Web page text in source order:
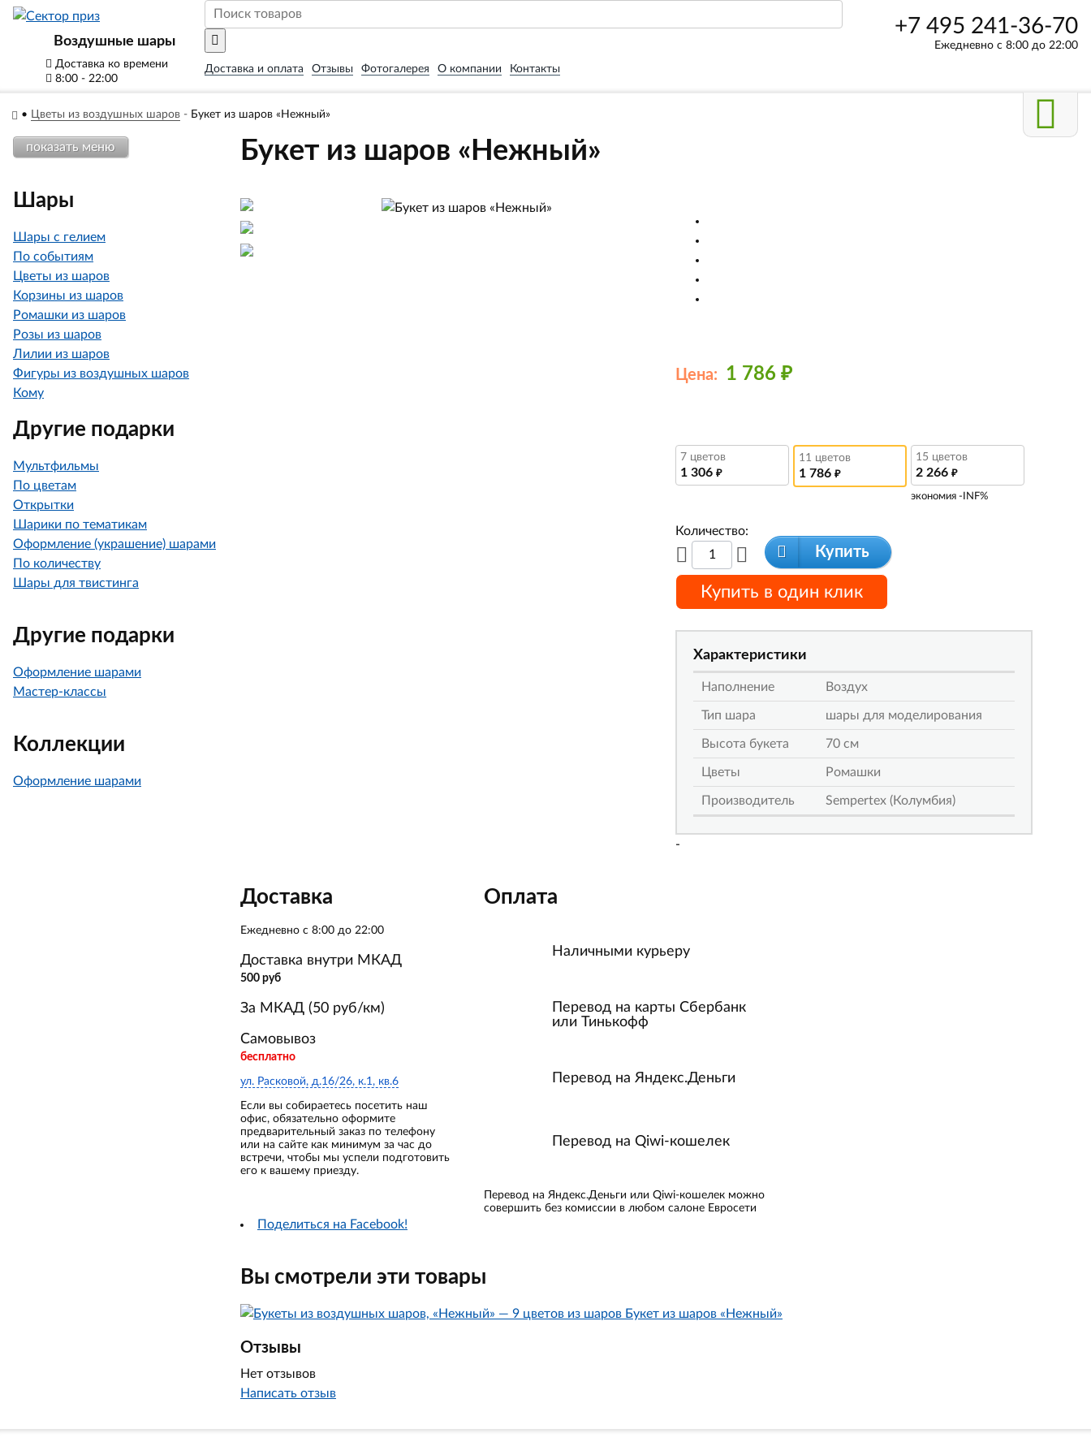
Воздушные шары
Доставка ко времени
8:00 - 22:00
Доставка и оплата Отзывы Фотогалерея О компании Контакты
+7 495 241-36-70
Ежедневно с 8:00 до 22:00
• Цветы из воздушных шаров- Букет из шаров «Нежный»
Букет из шаров «Нежный»
Цена: 1 786 ₽
7 цветов
1 306 ₽
11 цветов
1 786 ₽
15 цветов
2 266 ₽
экономия -INF%
Количество:
Купить
Купить в один клик
Характеристики
Наполнение Воздух
Тип шара шары для моделирования
Высота букета 70 см
Цветы Ромашки
Производитель Sempertex (Колумбия)
-
Доставка
Ежедневно с 8:00 до 22:00
Доставка внутри МКАД
500 руб
За МКАД (50 руб/км)
Самовывоз
бесплатно
ул. Расковой, д.16/26, к.1, кв.6
Если вы собираетесь посетить наш
офис, обязательно оформите
предварительный заказ по телефону
или на сайте как минимум за час до
встречи, чтобы мы успели подготовить
его к вашему приезду.
Оплата
Наличными курьеру
Перевод на карты Сбербанк
или Тинькофф
Перевод на Яндекс.Деньги
Перевод на Qiwi-кошелек
Перевод на Яндекс.Деньги или Qiwi-кошелек можно
совершить без комиссии в любом салоне Евросети
Поделиться на Facebook!
Вы смотрели эти товары
Букет из шаров «Нежный»
Отзывы
Нет отзывов
Написать отзыв
показать меню
Шары
Шары с гелием
По событиям
Цветы из шаров
Корзины из шаров
Ромашки из шаров
Розы из шаров
Лилии из шаров
Фигуры из воздушных шаров
Кому
Другие подарки
Мультфильмы
По цветам
Открытки
Шарики по тематикам
Оформление (украшение) шарами
По количеству
Шары для твистинга
Другие подарки
Оформление шарами
Мастер-классы
Коллекции
Оформление шарами